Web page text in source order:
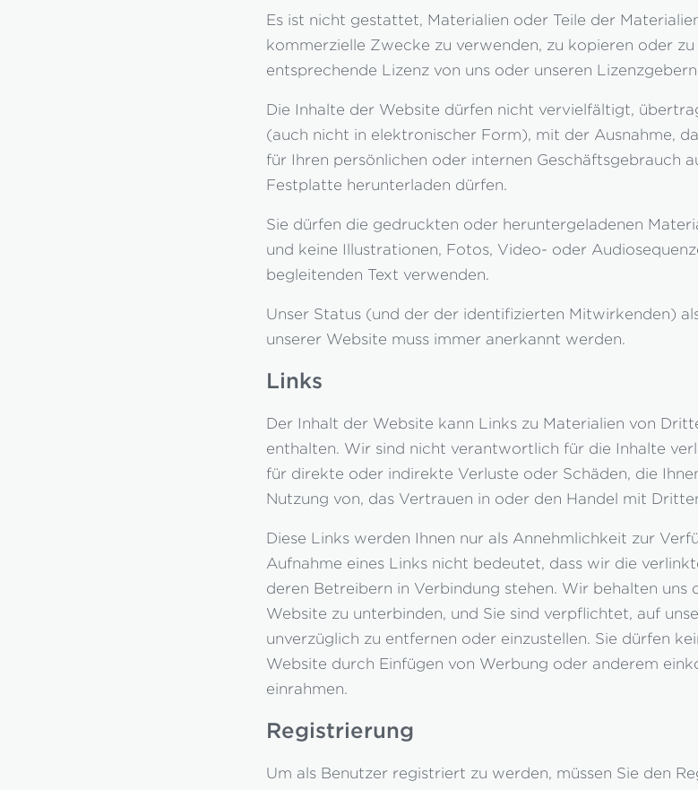
Es ist nicht gestattet, Materialien oder Teile der
kommerzielle Zwecke zu verwenden, zu kopieren oder
entsprechende Lizenz von uns oder unseren
Die Inhalte der Website dürfen nicht vervielfältigt,
(auch nicht in elektronischer Form), mit der Ausnahme,
für Ihren persönlichen oder internen Geschäftsgebrauch
Festplatte herunterladen dürfen.
Sie dürfen die gedruckten oder heruntergeladenen
und keine Illustrationen, Fotos, Video- oder
begleitenden Text verwenden.
Unser Status (und der der identifizierten Mitwirkenden)
unserer Website muss immer anerkannt werden.
Links
Der Inhalt der Website kann Links zu Materialien von
enthalten. Wir sind nicht verantwortlich für die Inhalte
für direkte oder indirekte Verluste oder Schäden, die
Nutzung von, das Vertrauen in oder den Handel mit
Diese Links werden Ihnen nur als Annehmlichkeit zur
Aufnahme eines Links nicht bedeutet, dass wir die
deren Betreibern in Verbindung stehen. Wir behalten uns
Website zu unterbinden, und Sie sind verpflichtet, auf
unverzüglich zu entfernen oder einzustellen. Sie dürfen
Website durch Einfügen von Werbung oder anderem
einrahmen.
Registrierung
Um als Benutzer registriert zu werden, müssen Sie den